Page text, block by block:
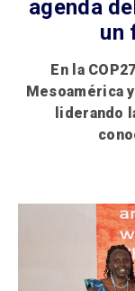
agenda
un
En la
Mesoamérica
liderando